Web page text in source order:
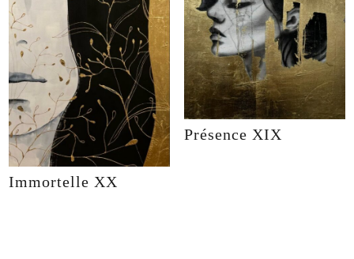
Immortelle XX
Présence XIX